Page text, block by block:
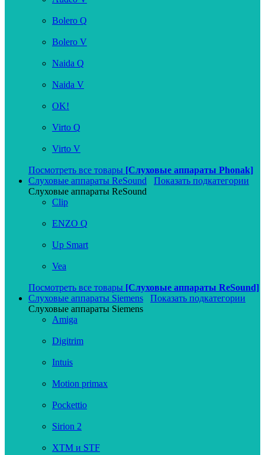
Bolero Q
Bolero V
Naida Q
Naida V
OK!
Virto Q
Virto V
Посмотреть все товары [Слуховые аппараты Phonak]
Слуховые аппараты ReSound
Показать подкатегории
Слуховые аппараты ReSound
Clip
ENZO Q
Up Smart
Vea
Посмотреть все товары [Слуховые аппараты ReSound]
Слуховые аппараты Siemens
Показать подкатегории
Слуховые аппараты Siemens
Amiga
Digitrim
Intuis
Motion primax
Pockettio
Sirion 2
XTM и STF